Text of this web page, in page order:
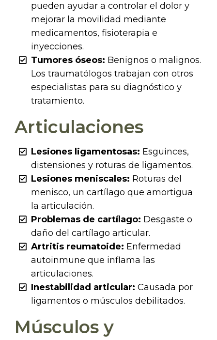
pueden ayudar a controlar el dolor y
mejorar la movilidad mediante
medicamentos, fisioterapia e
inyecciones.
Tumores óseos: Benignos o malignos.
Los traumatólogos trabajan con otros
especialistas para su diagnóstico y
tratamiento.
Articulaciones
Lesiones ligamentosas: Esguinces,
distensiones y roturas de ligamentos.
Lesiones meniscales: Roturas del
menisco, un cartílago que amortigua
la articulación.
Problemas de cartílago: Desgaste o
daño del cartílago articular.
Artritis reumatoide: Enfermedad
autoinmune que inflama las
articulaciones.
Inestabilidad articular: Causada por
ligamentos o músculos debilitados.
Músculos y